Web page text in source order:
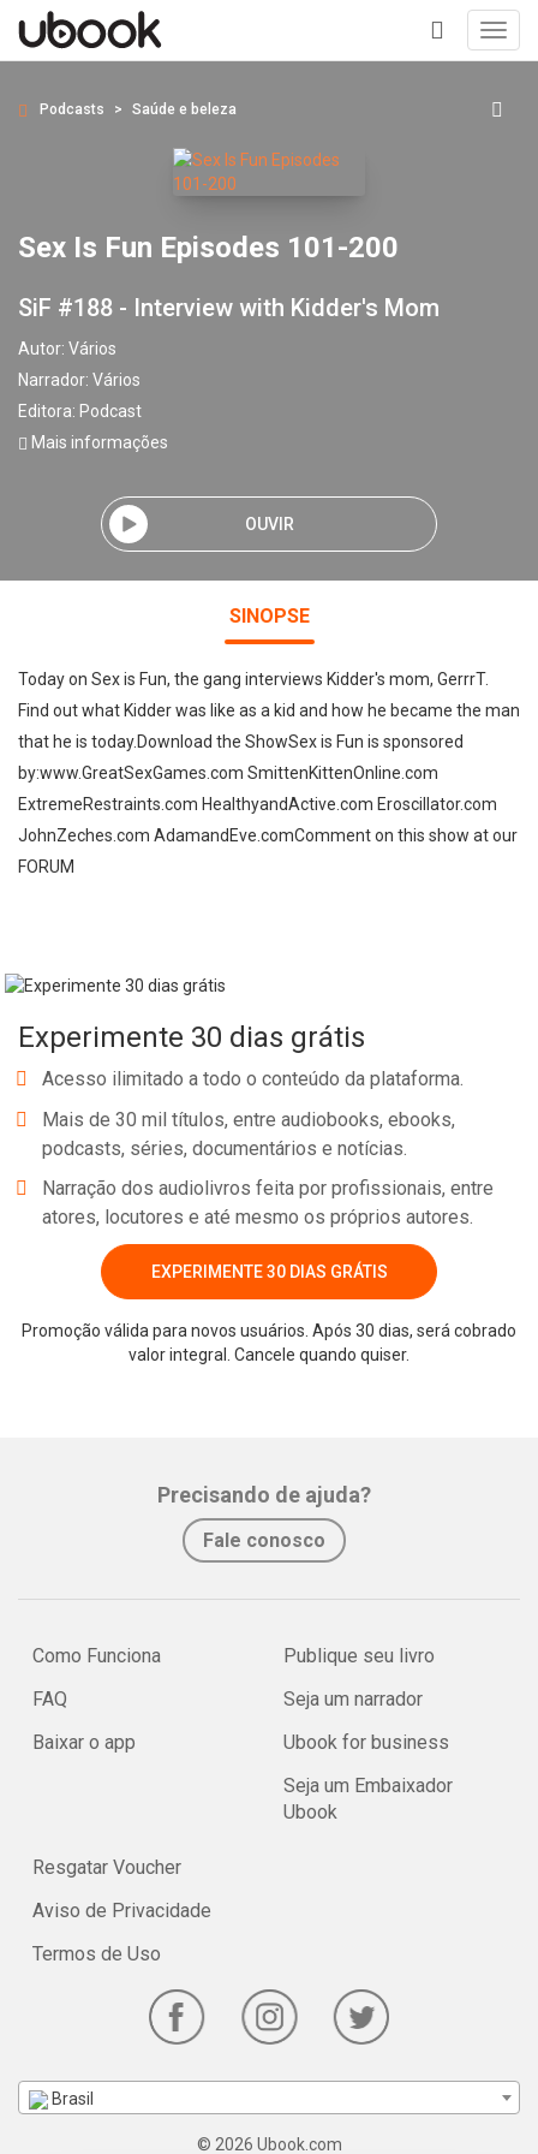
+
Podcasts Saúde e beleza
Sex Is Fun Episodes 101-200
SiF #188 - Interview with Kidder's Mom
Autor: Vários
Narrador: Vários
Editora: Podcast
Mais informações
OUVIR
SINOPSE
Today on Sex is Fun, the gang interviews Kidder's mom, GerrrT.
Find out what Kidder was like as a kid and how he became the man
that he is today.Download the ShowSex is Fun is sponsored
by:www.GreatSexGames.com SmittenKittenOnline.com
ExtremeRestraints.com HealthyandActive.com Eroscillator.com
JohnZeches.com AdamandEve.comComment on this show at our
FORUM
Experimente 30 dias grátis
Acesso ilimitado a todo o conteúdo da plataforma.
Mais de 30 mil títulos, entre audiobooks, ebooks,
podcasts, séries, documentários e notícias.
Narração dos audiolivros feita por profissionais, entre
atores, locutores e até mesmo os próprios autores.
EXPERIMENTE 30 DIAS GRÁTIS
Promoção válida para novos usuários. Após 30 dias, será cobrado
valor integral. Cancele quando quiser.
Precisando de ajuda?
Fale conosco
Como Funciona
FAQ
Baixar o app
Publique seu livro
Seja um narrador
Ubook for business
Seja um Embaixador
Ubook
Resgatar Voucher
Aviso de Privacidade
Termos de Uso
Brasil
© 2026 Ubook.com